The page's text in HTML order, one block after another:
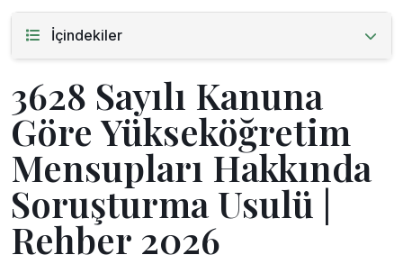
İçindekiler
3628 Sayılı Kanuna
Göre Yükseköğretim
Mensupları Hakkında
Soruşturma Usulü |
Rehber 2026